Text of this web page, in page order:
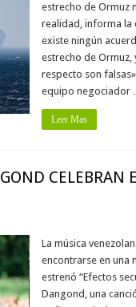
estrecho de Ormuz
realidad, informa la
existe ningún
estrecho de Ormuz,
respecto son
equipo negociador
Leer Mas
CELEBRAN
La música
encontrarse en una
estrenó “Efectos
Dangond, una